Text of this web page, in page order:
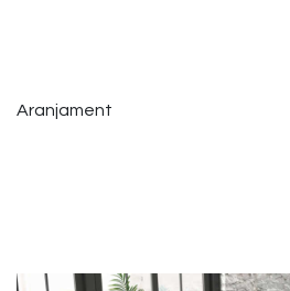
Aranjament